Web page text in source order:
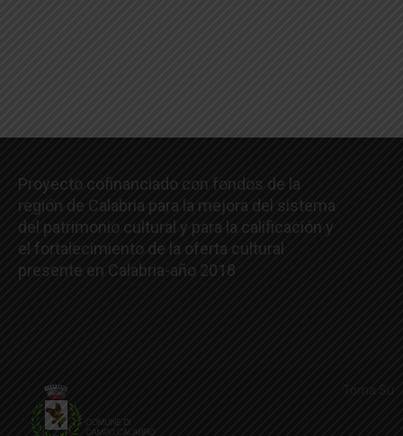
Proyecto cofinanciado con fondos de la
región de Calabria para la mejora del sistema
del patrimonio cultural y para la calificación y
el fortalecimiento de la oferta cultural
presente en Calabria-año 2018
Torna Su